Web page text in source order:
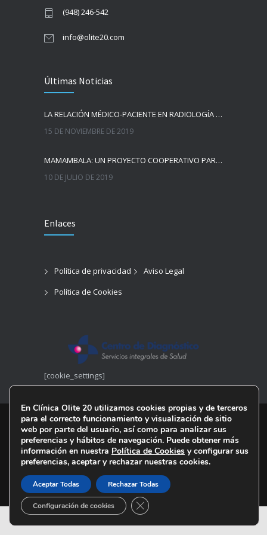
(948) 246-542
info@olite20.com
Últimas Noticias
LA RELACIÓN MÉDICO-PACIENTE EN RADIOLOGÍA MAMARIA
15 DE NOVIEMBRE DE 2019
MAMAMBALA: UN PROYECTO COOPERATIVO PARA INSTAURAR LA MAMOGRAFÍA Y MEJORAR LA RADIOLOGÍA EN EBOMÉ (CAMERÚN)
10 DE JULIO DE 2019
Enlaces
Política de privacidad
Aviso Legal
Política de Cookies
[cookie_settings]
© 2021 Clinica Olite 20 . Todos los derechos
reservados.
Política de privacidad Aviso Legal
Política de Cookies
En Clínica Olite 20 utilizamos cookies propias y de terceros
para el correcto funcionamiento y visualización de sitio
web por parte del usuario, así como para analizar sus
preferencias y hábitos de navegación. Puede obtener más
información en nuestra Política de Cookies y configurar sus
preferencias, aceptar y rechazar nuestras cookies.
Aceptar Todas Rechazar Todas
Configuración de cookies Cerrar el banner de cookies RGPD